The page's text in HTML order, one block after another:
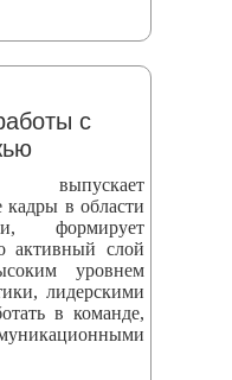
с
кадры в области
формирует
активный слой
уровнем
лидерскими
в команде,